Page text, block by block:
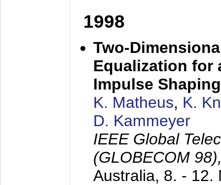
1998
Two-
Equalization for
Impulse
K. Matheus, K.
D. Kammeyer
IEEE Global
(GLOBECOM
Australia, 8. - 12.